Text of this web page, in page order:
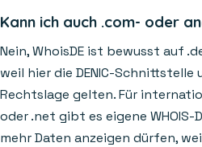
Kann ich auch .com- oder
Nein, WhoisDE ist bewusst auf
weil hier die DENIC-Schnittstelle
Rechtslage gelten. Für
oder .net gibt es eigene
mehr Daten anzeigen dürfen,